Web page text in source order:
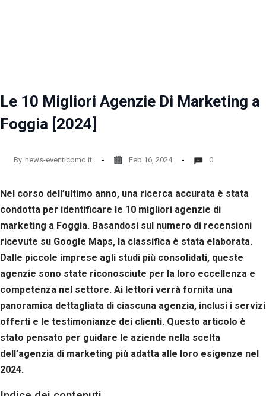
Le 10 Migliori Agenzie Di Marketing a
Foggia [2024]
By news-eventicomo.it Feb 16, 2024 0
Nel corso dell’ultimo anno, una ricerca accurata è stata
condotta per identificare le 10 migliori agenzie di
marketing a Foggia. Basandosi sul numero di recensioni
ricevute su Google Maps, la classifica è stata elaborata.
Dalle piccole imprese agli studi più consolidati, queste
agenzie sono state riconosciute per la loro eccellenza e
competenza nel settore. Ai lettori verrà fornita una
panoramica dettagliata di ciascuna agenzia, inclusi i servizi
offerti e le testimonianze dei clienti. Questo articolo è
stato pensato per guidare le aziende nella scelta
dell’agenzia di marketing più adatta alle loro esigenze nel
2024.
del sito
web
stesso.
Esperienza
una migliore
esperienza
di
navigazione
sul nostro
la tua visita.
Se rifiuti
cookie,
alcune
funzioni del
saranno
disponibili.
Marketing